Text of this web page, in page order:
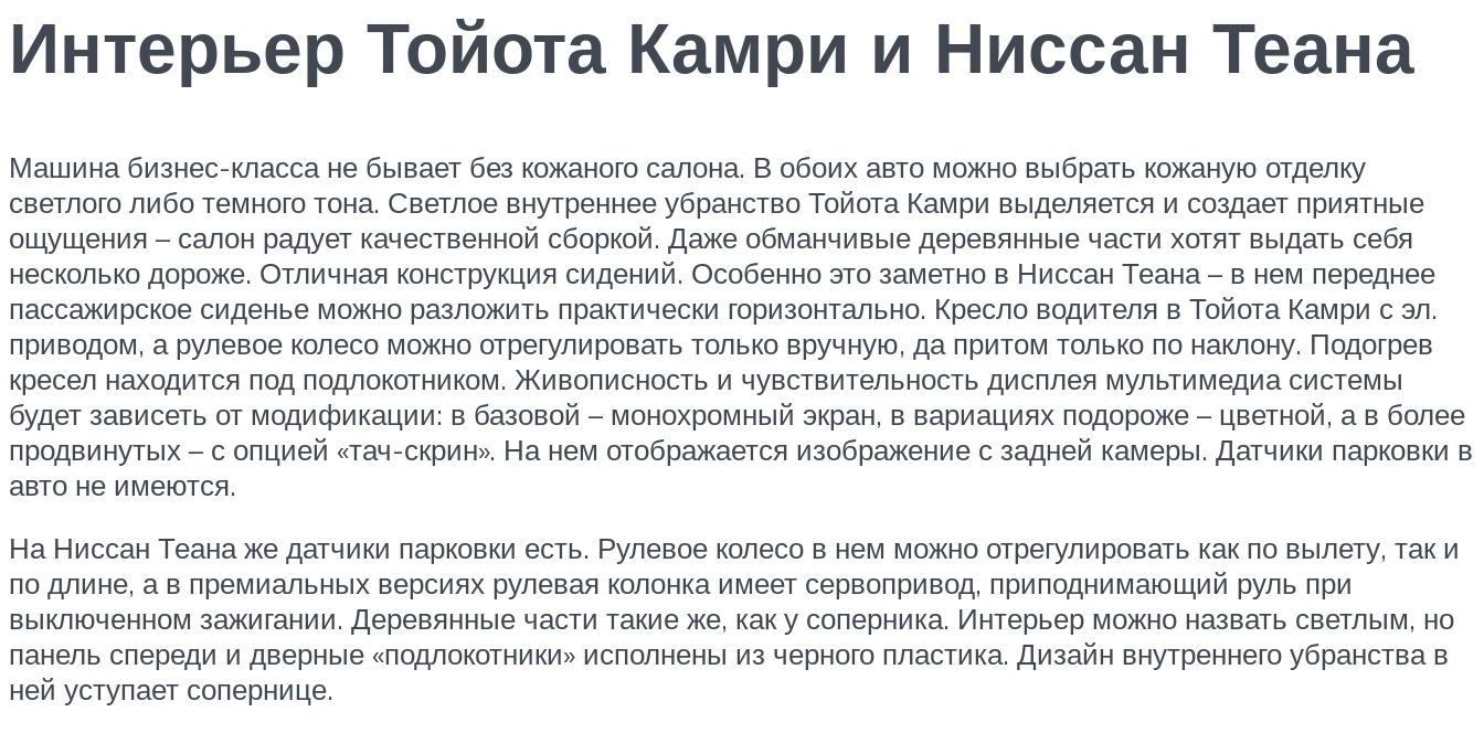
Интерьер Тойота Камри и Ниссан Теана
Машина бизнес-класса не бывает без кожаного салона. В обоих авто можно выбрать кожаную отделку
светлого либо темного тона. Светлое внутреннее убранство Тойота Камри выделяется и создает приятные
ощущения – салон радует качественной сборкой. Даже обманчивые деревянные части хотят выдать себя
несколько дороже. Отличная конструкция сидений. Особенно это заметно в Ниссан Теана – в нем переднее
пассажирское сиденье можно разложить практически горизонтально. Кресло водителя в Тойота Камри с эл.
приводом, а рулевое колесо можно отрегулировать только вручную, да притом только по наклону. Подогрев
кресел находится под подлокотником. Живописность и чувствительность дисплея мультимедиа системы
будет зависеть от модификации: в базовой – монохромный экран, в вариациях подороже – цветной, а в более
продвинутых – с опцией «тач-скрин». На нем отображается изображение с задней камеры. Датчики парковки в
авто не имеются.
На Ниссан Теана же датчики парковки есть. Рулевое колесо в нем можно отрегулировать как по вылету, так и
по длине, а в премиальных версиях рулевая колонка имеет сервопривод, приподнимающий руль при
выключенном зажигании. Деревянные части такие же, как у соперника. Интерьер можно назвать светлым, но
панель спереди и дверные «подлокотники» исполнены из черного пластика. Дизайн внутреннего убранства в
ней уступает сопернице.